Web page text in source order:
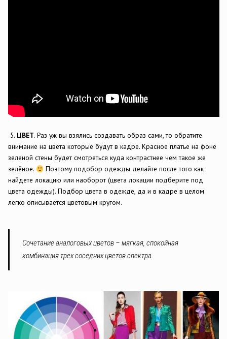
5. ЦВЕТ. Раз уж вы взялись создавать образ сами, то обратите
внимание на цвета которые будут в кадре. Красное платье на фоне
зеленой стены будет смотреться куда контрастнее чем такое же
зелёное.
Поэтому подобор одежды делайте после того как
найдете локацию или наоборот (цвета локации подберите под
цвета одежды). Подбор цвета в одежде, да и в кадре в целом
легко описывается цветовым кругом.
Сочетание аналоговых цветов – мягкая, спокойная
комбинация трех соседних цветов спектра.